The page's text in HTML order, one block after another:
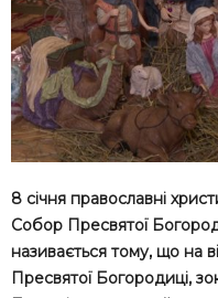
8 січня православні
Собор Пресвятої
називається тому, що на
Пресвятої Богородиці,